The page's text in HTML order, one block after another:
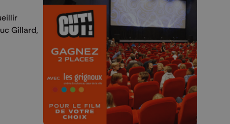
Gillard,
🎬 Concours CUT x
Les Grignoux ✨
Concours permanent - 2 places à
gagner chaque semaine !